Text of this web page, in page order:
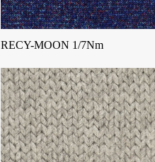
RECY-MOON 1/7Nm